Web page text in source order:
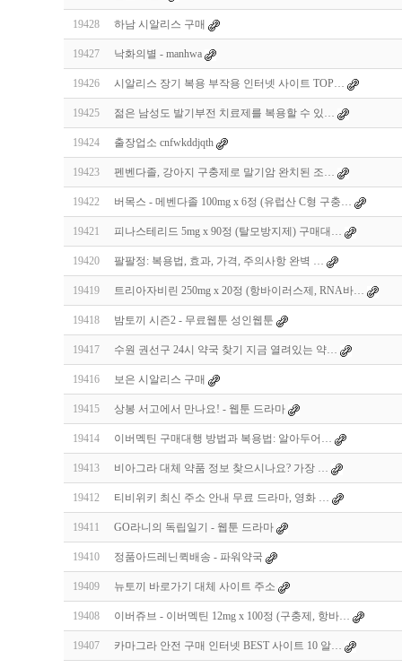
19428 하남 시알리스 구매
19427 낙화의별 - manhwa
19426 시알리스 장기 복용 부작용 인터넷 사이트 TOP…
19425 젊은 남성도 발기부전 치료제를 복용할 수 있…
19424 출장업소 cnfwkddjqth
19423 펜벤다졸, 강아지 구충제로 말기암 완치된 조…
19422 버목스 - 메벤다졸 100mg x 6정 (유럽산 C형 구충…
19421 피나스테리드 5mg x 90정 (탈모방지제) 구매대…
19420 팔팔정: 복용법, 효과, 가격, 주의사항 완벽 …
19419 트리아자비린 250mg x 20정 (항바이러스제, RNA바…
19418 밤토끼 시즌2 - 무료웹툰 성인웹툰
19417 수원 권선구 24시 약국 찾기 지금 열려있는 약…
19416 보은 시알리스 구매
19415 상봉 서고에서 만나요! - 웹툰 드라마
19414 이버멕틴 구매대행 방법과 복용법: 알아두어…
19413 비아그라 대체 약품 정보 찾으시나요? 가장 …
19412 티비위키 최신 주소 안내 무료 드라마, 영화 …
19411 GO라니의 독립일기 - 웹툰 드라마
19410 정품아드레닌퀵배송 - 파워약국
19409 뉴토끼 바로가기 대체 사이트 주소
19408 이버쥬브 - 이버멕틴 12mg x 100정 (구충제, 항바…
19407 카마그라 안전 구매 인터넷 BEST 사이트 10 알…